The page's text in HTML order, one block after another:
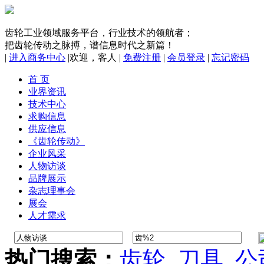
齿轮工业领域服务平台，行业技术的领航者；
把齿轮传动之脉搏，谱信息时代之新篇！
| 进入商务中心 |欢迎， 客人 | 免费注册 | 会员登录 | 忘记密码
首 页
业界资讯
技术中心
求购信息
供应信息
《齿轮传动》
企业风采
人物访谈
品牌展示
杂志理事会
展会
人才需求